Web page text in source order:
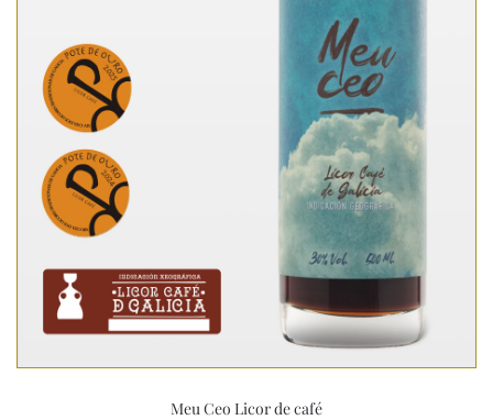
Meu Ceo Licor de café